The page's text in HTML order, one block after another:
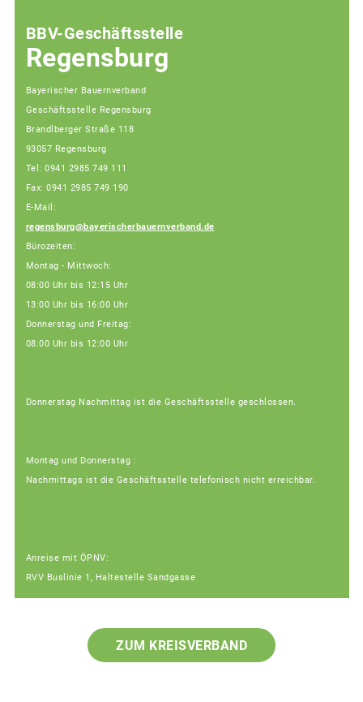
BBV-Geschäftsstelle
Regensburg
Bayerischer Bauernverband
Geschäftsstelle Regensburg
Brandlberger Straße 118
93057 Regensburg
Tel: 0941 2985 749 111
Fax: 0941 2985 749 190
E-Mail:
regensburg@bayerischerbauernverband.de
Bürozeiten:
Montag - Mittwoch:
08:00 Uhr bis 12:15 Uhr
13:00 Uhr bis 16:00 Uhr
Donnerstag und Freitag:
08:00 Uhr bis 12:00 Uhr
Donnerstag Nachmittag ist die Geschäftsstelle geschlossen.
Montag und Donnerstag :
Nachmittags ist die Geschäftsstelle telefonisch nicht erreichbar.
Anreise mit ÖPNV:
RVV Buslinie 1, Haltestelle Sandgasse
ZUM KREISVERBAND